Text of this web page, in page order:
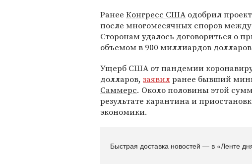
Ранее Конгресс США одобрил
после многомесячных споров
Сторонам удалось договориться о
объемом в 900 миллиардов
Ущерб США от пандемии
долларов, заявилранее бывший
Саммерс. Около половины этой
результате карантина и
экономики.
Быстрая доставка новостей — в «Ленте